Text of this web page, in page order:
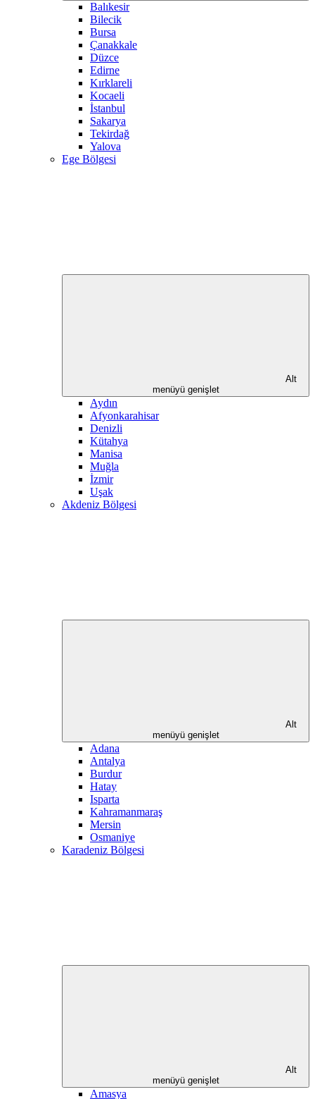
Balıkesir
Bilecik
Bursa
Çanakkale
Düzce
Edirne
Kırklareli
Kocaeli
İstanbul
Sakarya
Tekirdağ
Yalova
Ege Bölgesi
Alt
menüyü genişlet
Aydın
Afyonkarahisar
Denizli
Kütahya
Manisa
Muğla
İzmir
Uşak
Akdeniz Bölgesi
Alt
menüyü genişlet
Adana
Antalya
Burdur
Hatay
Isparta
Kahramanmaraş
Mersin
Osmaniye
Karadeniz Bölgesi
Alt
menüyü genişlet
Amasya